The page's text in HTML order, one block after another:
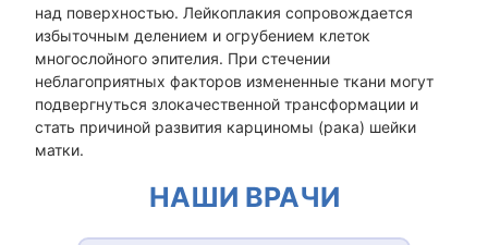
над поверхностью. Лейкоплакия сопровождается
избыточным делением и огрубением клеток
многослойного эпителия. При стечении
неблагоприятных факторов измененные ткани могут
подвергнуться злокачественной трансформации и
стать причиной развития карциномы (рака) шейки
матки.
НАШИ ВРАЧИ